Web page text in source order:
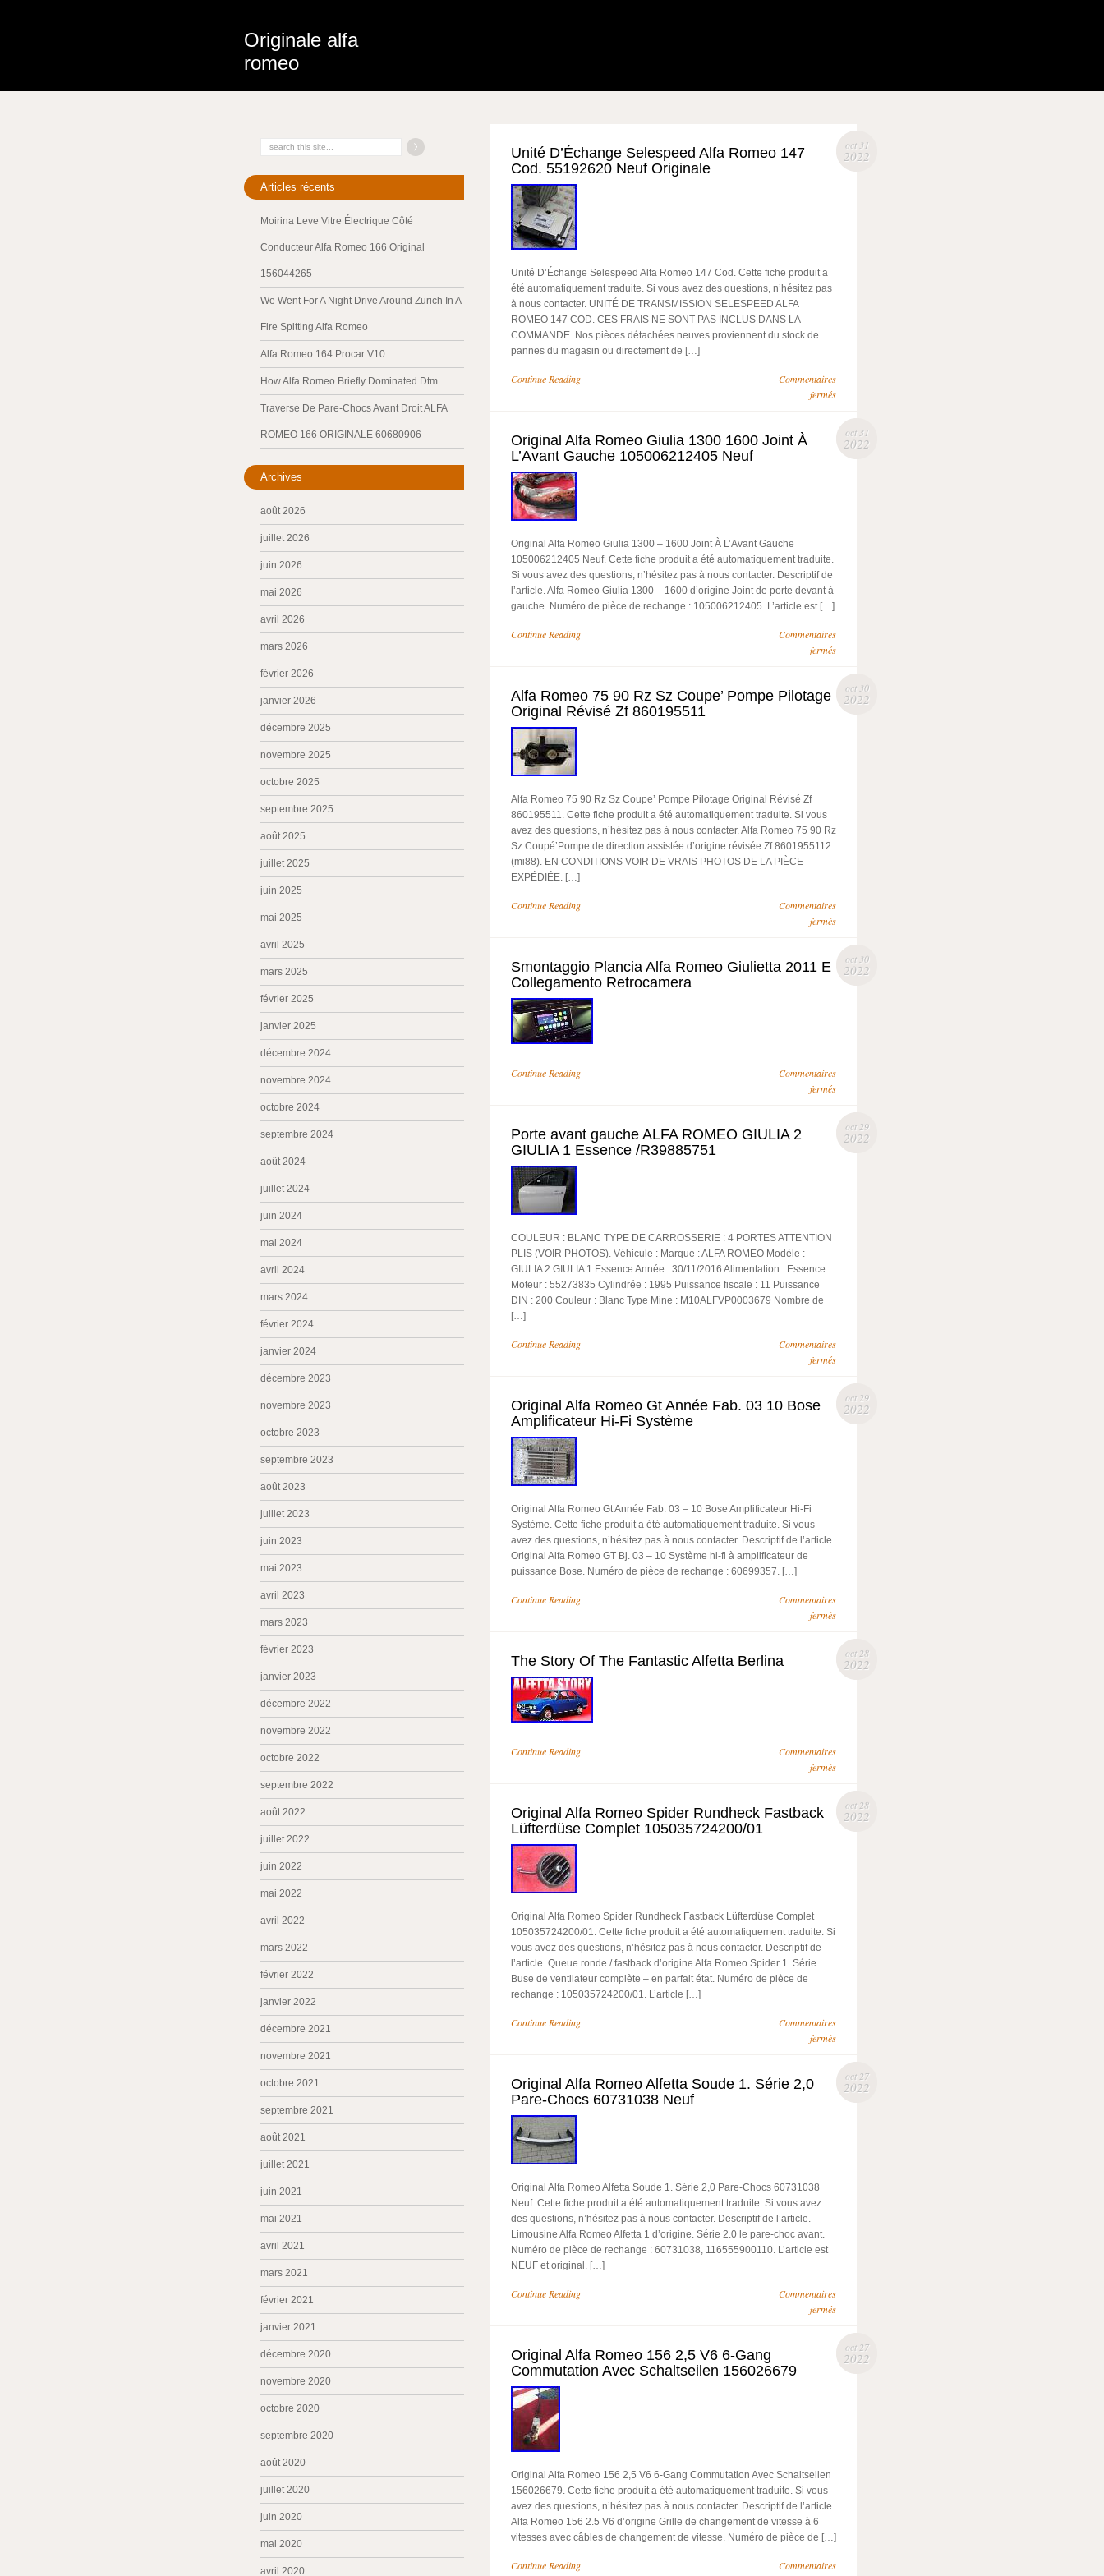
Originale alfa
romeo
oct 31
2022
Unité D’Échange Selespeed Alfa Romeo 147
Cod. 55192620 Neuf Originale
Unité D’Échange Selespeed Alfa Romeo 147 Cod. Cette fiche produit a
été automatiquement traduite. Si vous avez des questions, n’hésitez pas
à nous contacter. UNITÉ DE TRANSMISSION SELESPEED ALFA
ROMEO 147 COD. CES FRAIS NE SONT PAS INCLUS DANS LA
COMMANDE. Nos pièces détachées neuves proviennent du stock de
pannes du magasin ou directement de […]
Continue Reading
Commentaires
fermés
oct 31
2022
Original Alfa Romeo Giulia 1300 1600 Joint À
L’Avant Gauche 105006212405 Neuf
Original Alfa Romeo Giulia 1300 – 1600 Joint À L’Avant Gauche
105006212405 Neuf. Cette fiche produit a été automatiquement traduite.
Si vous avez des questions, n’hésitez pas à nous contacter. Descriptif de
l’article. Alfa Romeo Giulia 1300 – 1600 d’origine Joint de porte devant à
gauche. Numéro de pièce de rechange : 105006212405. L’article est […]
Continue Reading
Commentaires
fermés
oct 30
2022
Alfa Romeo 75 90 Rz Sz Coupe’ Pompe Pilotage
Original Révisé Zf 860195511
Alfa Romeo 75 90 Rz Sz Coupe’ Pompe Pilotage Original Révisé Zf
860195511. Cette fiche produit a été automatiquement traduite. Si vous
avez des questions, n’hésitez pas à nous contacter. Alfa Romeo 75 90 Rz
Sz Coupé’Pompe de direction assistée d’origine révisée Zf 8601955112
(mi88). EN CONDITIONS VOIR DE VRAIS PHOTOS DE LA PIÈCE
EXPÉDIÉE. […]
Continue Reading
Commentaires
fermés
oct 30
2022
Smontaggio Plancia Alfa Romeo Giulietta 2011 E
Collegamento Retrocamera
Continue Reading
Commentaires
fermés
oct 29
2022
Porte avant gauche ALFA ROMEO GIULIA 2
GIULIA 1 Essence /R39885751
COULEUR : BLANC TYPE DE CARROSSERIE : 4 PORTES ATTENTION
PLIS (VOIR PHOTOS). Véhicule : Marque : ALFA ROMEO Modèle :
GIULIA 2 GIULIA 1 Essence Année : 30/11/2016 Alimentation : Essence
Moteur : 55273835 Cylindrée : 1995 Puissance fiscale : 11 Puissance
DIN : 200 Couleur : Blanc Type Mine : M10ALFVP0003679 Nombre de
[…]
Continue Reading
Commentaires
fermés
oct 29
2022
Original Alfa Romeo Gt Année Fab. 03 10 Bose
Amplificateur Hi-Fi Système
Original Alfa Romeo Gt Année Fab. 03 – 10 Bose Amplificateur Hi-Fi
Système. Cette fiche produit a été automatiquement traduite. Si vous
avez des questions, n’hésitez pas à nous contacter. Descriptif de l’article.
Original Alfa Romeo GT Bj. 03 – 10 Système hi-fi à amplificateur de
puissance Bose. Numéro de pièce de rechange : 60699357. […]
Continue Reading
Commentaires
fermés
oct 28
2022
The Story Of The Fantastic Alfetta Berlina
Continue Reading
Commentaires
fermés
oct 28
2022
Original Alfa Romeo Spider Rundheck Fastback
Lüfterdüse Complet 105035724200/01
Original Alfa Romeo Spider Rundheck Fastback Lüfterdüse Complet
105035724200/01. Cette fiche produit a été automatiquement traduite. Si
vous avez des questions, n’hésitez pas à nous contacter. Descriptif de
l’article. Queue ronde / fastback d’origine Alfa Romeo Spider 1. Série
Buse de ventilateur complète – en parfait état. Numéro de pièce de
rechange : 105035724200/01. L’article […]
Continue Reading
Commentaires
fermés
oct 27
2022
Original Alfa Romeo Alfetta Soude 1. Série 2,0
Pare-Chocs 60731038 Neuf
Original Alfa Romeo Alfetta Soude 1. Série 2,0 Pare-Chocs 60731038
Neuf. Cette fiche produit a été automatiquement traduite. Si vous avez
des questions, n’hésitez pas à nous contacter. Descriptif de l’article.
Limousine Alfa Romeo Alfetta 1 d’origine. Série 2.0 le pare-choc avant.
Numéro de pièce de rechange : 60731038, 116555900110. L’article est
NEUF et original. […]
Continue Reading
Commentaires
fermés
oct 27
2022
Original Alfa Romeo 156 2,5 V6 6-Gang
Commutation Avec Schaltseilen 156026679
Original Alfa Romeo 156 2,5 V6 6-Gang Commutation Avec Schaltseilen
156026679. Cette fiche produit a été automatiquement traduite. Si vous
avez des questions, n’hésitez pas à nous contacter. Descriptif de l’article.
Alfa Romeo 156 2.5 V6 d’origine Grille de changement de vitesse à 6
vitesses avec câbles de changement de vitesse. Numéro de pièce de […]
Continue Reading
Commentaires
Articles récents
Moirina Leve Vitre Électrique Côté
Conducteur Alfa Romeo 166 Original
156044265
We Went For A Night Drive Around Zurich In A
Fire Spitting Alfa Romeo
Alfa Romeo 164 Procar V10
How Alfa Romeo Briefly Dominated Dtm
Traverse De Pare-Chocs Avant Droit ALFA
ROMEO 166 ORIGINALE 60680906
Archives
août 2026
juillet 2026
juin 2026
mai 2026
avril 2026
mars 2026
février 2026
janvier 2026
décembre 2025
novembre 2025
octobre 2025
septembre 2025
août 2025
juillet 2025
juin 2025
mai 2025
avril 2025
mars 2025
février 2025
janvier 2025
décembre 2024
novembre 2024
octobre 2024
septembre 2024
août 2024
juillet 2024
juin 2024
mai 2024
avril 2024
mars 2024
février 2024
janvier 2024
décembre 2023
novembre 2023
octobre 2023
septembre 2023
août 2023
juillet 2023
juin 2023
mai 2023
avril 2023
mars 2023
février 2023
janvier 2023
décembre 2022
novembre 2022
octobre 2022
septembre 2022
août 2022
juillet 2022
juin 2022
mai 2022
avril 2022
mars 2022
février 2022
janvier 2022
décembre 2021
novembre 2021
octobre 2021
septembre 2021
août 2021
juillet 2021
juin 2021
mai 2021
avril 2021
mars 2021
février 2021
janvier 2021
décembre 2020
novembre 2020
octobre 2020
septembre 2020
août 2020
juillet 2020
juin 2020
mai 2020
avril 2020